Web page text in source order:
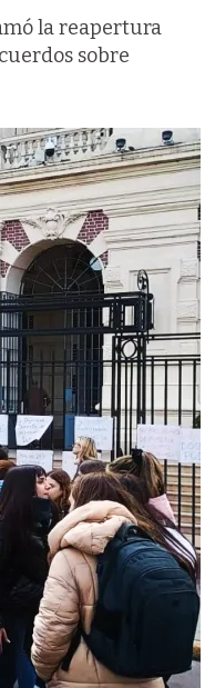
la reapertura
sobre